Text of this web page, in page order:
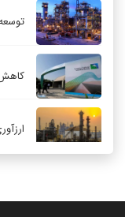
ارزآوری ۷۰۰ میلیون دلاری